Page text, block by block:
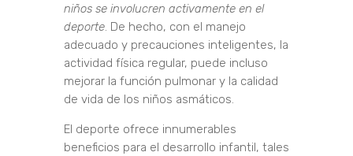
niños se involucren activamente en el
deporte. De hecho, con el manejo
adecuado y precauciones inteligentes, la
actividad física regular, puede incluso
mejorar la función pulmonar y la calidad
de vida de los niños asmáticos.
El deporte ofrece innumerables
beneficios para el desarrollo infantil, tales